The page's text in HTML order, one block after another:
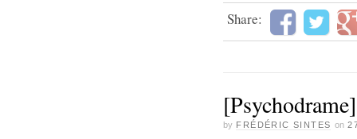
Share:
by FRÉDÉRIC SINTES on